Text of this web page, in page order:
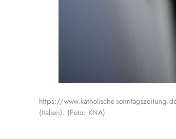
https://www.katholische-
(Italien). (Foto: KNA)